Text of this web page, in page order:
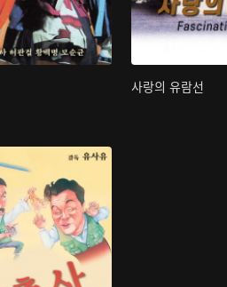
사랑의 유람선